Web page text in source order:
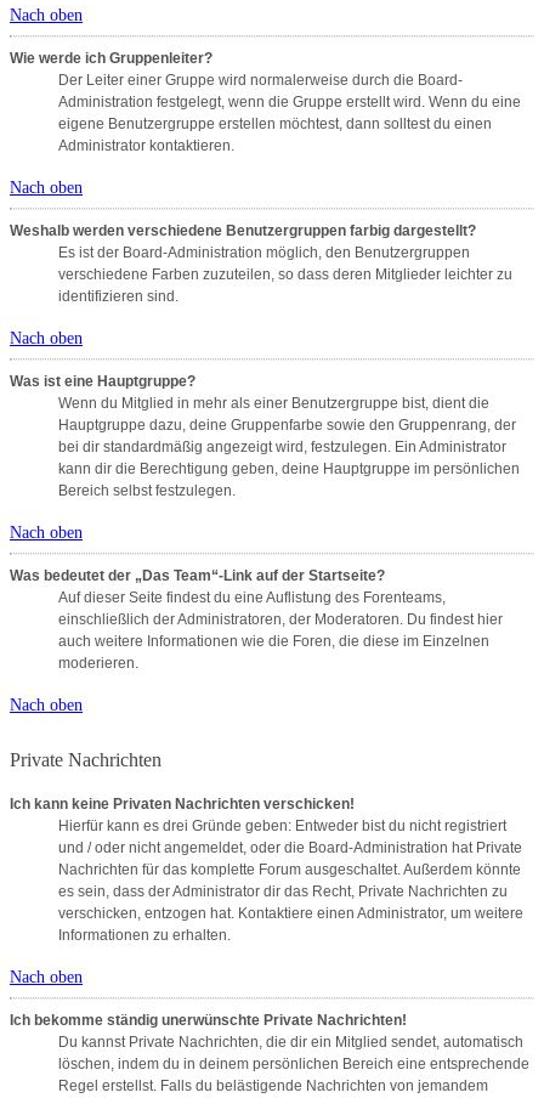
Nach oben
Wie werde ich Gruppenleiter?
Der Leiter einer Gruppe wird normalerweise durch die Board-
Administration festgelegt, wenn die Gruppe erstellt wird. Wenn du eine
eigene Benutzergruppe erstellen möchtest, dann solltest du einen
Administrator kontaktieren.
Nach oben
Weshalb werden verschiedene Benutzergruppen farbig dargestellt?
Es ist der Board-Administration möglich, den Benutzergruppen
verschiedene Farben zuzuteilen, so dass deren Mitglieder leichter zu
identifizieren sind.
Nach oben
Was ist eine Hauptgruppe?
Wenn du Mitglied in mehr als einer Benutzergruppe bist, dient die
Hauptgruppe dazu, deine Gruppenfarbe sowie den Gruppenrang, der
bei dir standardmäßig angezeigt wird, festzulegen. Ein Administrator
kann dir die Berechtigung geben, deine Hauptgruppe im persönlichen
Bereich selbst festzulegen.
Nach oben
Was bedeutet der „Das Team“-Link auf der Startseite?
Auf dieser Seite findest du eine Auflistung des Forenteams,
einschließlich der Administratoren, der Moderatoren. Du findest hier
auch weitere Informationen wie die Foren, die diese im Einzelnen
moderieren.
Nach oben
Private Nachrichten
Ich kann keine Privaten Nachrichten verschicken!
Hierfür kann es drei Gründe geben: Entweder bist du nicht registriert
und / oder nicht angemeldet, oder die Board-Administration hat Private
Nachrichten für das komplette Forum ausgeschaltet. Außerdem könnte
es sein, dass der Administrator dir das Recht, Private Nachrichten zu
verschicken, entzogen hat. Kontaktiere einen Administrator, um weitere
Informationen zu erhalten.
Nach oben
Ich bekomme ständig unerwünschte Private Nachrichten!
Du kannst Private Nachrichten, die dir ein Mitglied sendet, automatisch
löschen, indem du in deinem persönlichen Bereich eine entsprechende
Regel erstellst. Falls du belästigende Nachrichten von jemandem